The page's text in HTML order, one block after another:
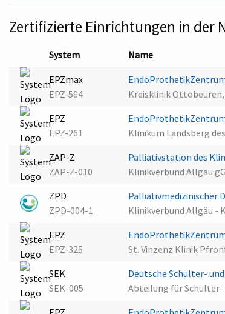
Zertifizierte Einrichtungen in der
System Name
EPZmax
EPZ-594
Kreisklinik
EPZ
EPZ-261
Klinikum Landsberg
ZAP-Z
ZAP-Z-010
Palliativstation des
Klinikverbund Allgäu
ZPD
ZPD-004-1
Palliativmedizinischer
Klinikverbund Allgäu -
EPZ
EPZ-325
St. Vinzenz Klinik
SEK
SEK-005
Deutsche Schulter-
Abteilung für Schulter-